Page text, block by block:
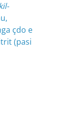
çdo e
(pasi